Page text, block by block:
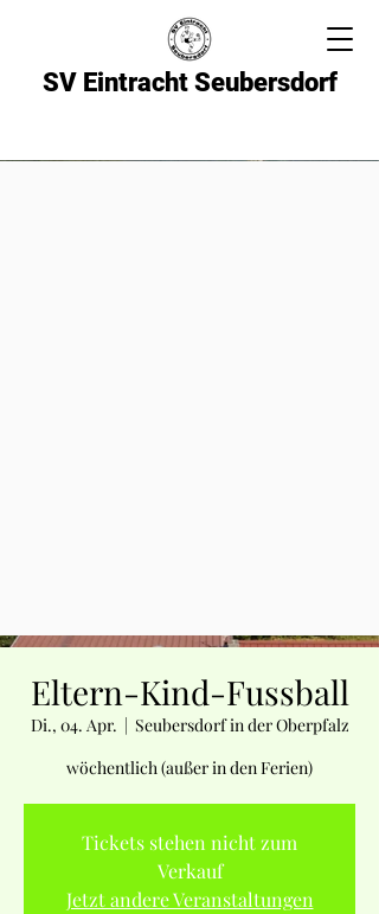
SV Eintracht Seubersdorf
Eltern-Kind-Fussball
Di., 04. Apr.
  |
Seubersdorf in der Oberpfalz
wöchentlich (außer in den Ferien)
Tickets stehen nicht zum
Verkauf
Jetzt andere Veranstaltungen